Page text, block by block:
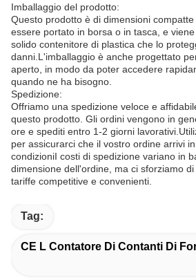
Imballaggio del prodotto:
Questo prodotto è di dimensioni
essere portato in borsa o in tasca, e
solido contenitore di plastica che lo
danni.L'imballaggio è anche progettato
aperto, in modo da poter accedere
quando ne ha bisogno.
Spedizione:
Offriamo una spedizione veloce e
questo prodotto. Gli ordini vengono in
ore e spediti entro 1-2 giorni
per assicurarci che il vostro ordine arrivi
condizioniI costi di spedizione variano in
dimensione dell'ordine, ma ci sforziamo
tariffe competitive e convenienti.
Tag:
CE L Contatore Di Contanti Di